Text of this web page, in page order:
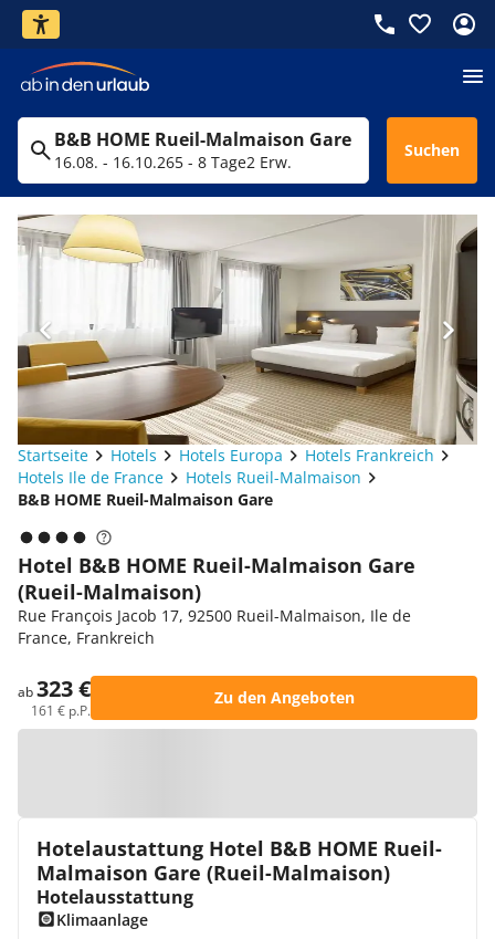
B&B HOME Rueil-Malmaison Gare
16.08. - 16.10.265 - 8 Tage2 Erw.
Suchen
Startseite Hotels Hotels Europa
Hotels Frankreich
Hotels Ile de France
Hotels Rueil-Malmaison
B&B HOME Rueil-Malmaison Gare
Hotel B&B HOME Rueil-Malmaison Gare
(Rueil-Malmaison)
Rue François Jacob 17, 92500 Rueil-Malmaison, Ile de
France, Frankreich
ab323 €
161 € p.P.
Zu den Angeboten
Hotelaustattung Hotel B&B HOME Rueil-
Malmaison Gare (Rueil-Malmaison)
Hotelausstattung
Klimaanlage